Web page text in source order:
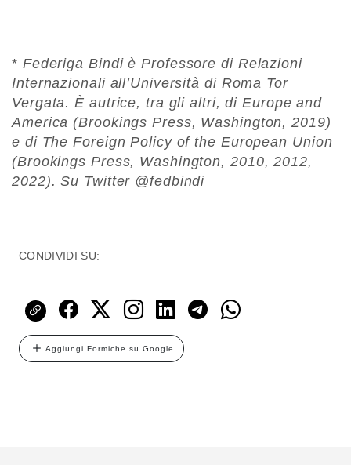
* Federiga Bindi è Professore di Relazioni
Internazionali all’Università di Roma Tor
Vergata. È autrice, tra gli altri, di Europe and
America (Brookings Press, Washington, 2019)
e di The Foreign Policy of the European Union
(Brookings Press, Washington, 2010, 2012,
2022). Su Twitter @fedbindi
CONDIVIDI SU:
Aggiungi Formiche su Google